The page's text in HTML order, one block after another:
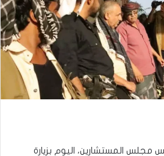
مجلس المستشارين، اليوم بزيارة